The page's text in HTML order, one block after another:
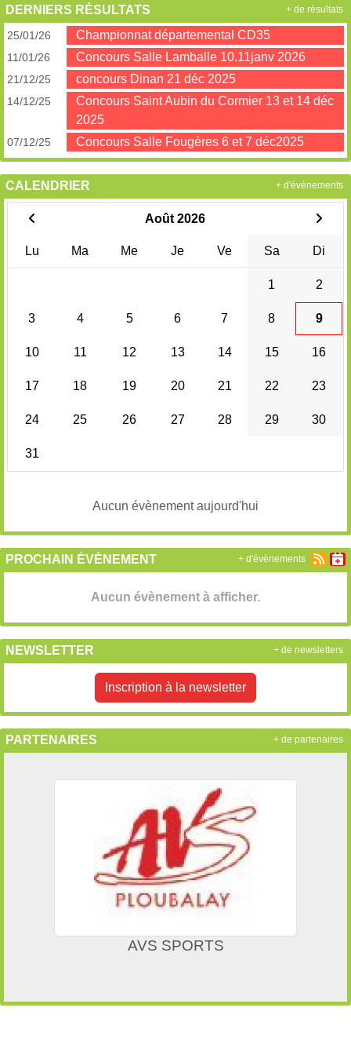
DERNIERS RÉSULTATS
25/01/26 Championnat départemental CD35
11/01/26 Concours Salle Lamballe 10.11janv 2026
21/12/25 concours Dinan 21 déc 2025
14/12/25
Concours Saint Aubin du Cormier 13 et 14 déc
2025
07/12/25 Concours Salle Fougères 6 et 7 déc2025
+ de résultats
CALENDRIER
Août 2026
Lu Ma Me Je Ve Sa Di
1 2
3 4 5 6 7 8 9
10 11 12 13 14 15 16
17 18 19 20 21 22 23
24 25 26 27 28 29 30
31
Aucun évènement aujourd'hui
+ d'évènements
PROCHAIN ÉVÈNEMENT
Aucun évènement à afficher.
+ d'évènements
NEWSLETTER
Inscription à la newsletter
+ de newsletters
PARTENAIRES
AVS SPORTS
+ de partenaires